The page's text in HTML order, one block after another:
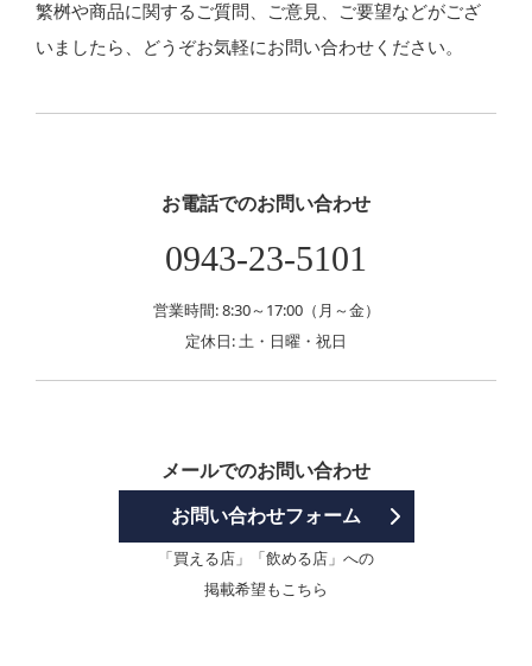
繁桝や商品に関するご質問、ご意見、ご要望などがござ
いましたら、どうぞお気軽にお問い合わせください。
お電話でのお問い合わせ
0943-23-5101
営業時間: 8:30～17:00（月～金）
定休日: 土・日曜・祝日
メールでのお問い合わせ
お問い合わせフォーム
「買える店」「飲める店」への
掲載希望もこちら